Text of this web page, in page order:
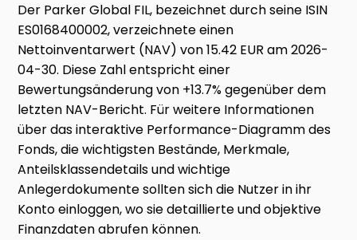
Der Parker Global FIL, bezeichnet durch seine ISIN
ES0168400002, verzeichnete einen
Nettoinventarwert (NAV) von 15.42 EUR am 2026-
04-30. Diese Zahl entspricht einer
Bewertungsänderung von +13.7% gegenüber dem
letzten NAV-Bericht. Für weitere Informationen
über das interaktive Performance-Diagramm des
Fonds, die wichtigsten Bestände, Merkmale,
Anteilsklassendetails und wichtige
Anlegerdokumente sollten sich die Nutzer in ihr
Konto einloggen, wo sie detaillierte und objektive
Finanzdaten abrufen können.